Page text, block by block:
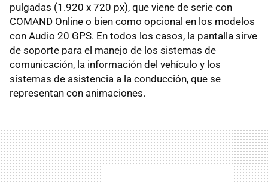
pulgadas (1.920 x 720 px), que viene de serie con
COMAND Online o bien como opcional en los modelos
con Audio 20 GPS. En todos los casos, la pantalla sirve
de soporte para el manejo de los sistemas de
comunicación, la información del vehículo y los
sistemas de asistencia a la conducción, que se
representan con animaciones.